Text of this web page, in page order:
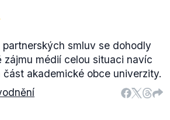
smluv se dohodly
zájmu médií celou situaci navíc
akademické obce univerzity.